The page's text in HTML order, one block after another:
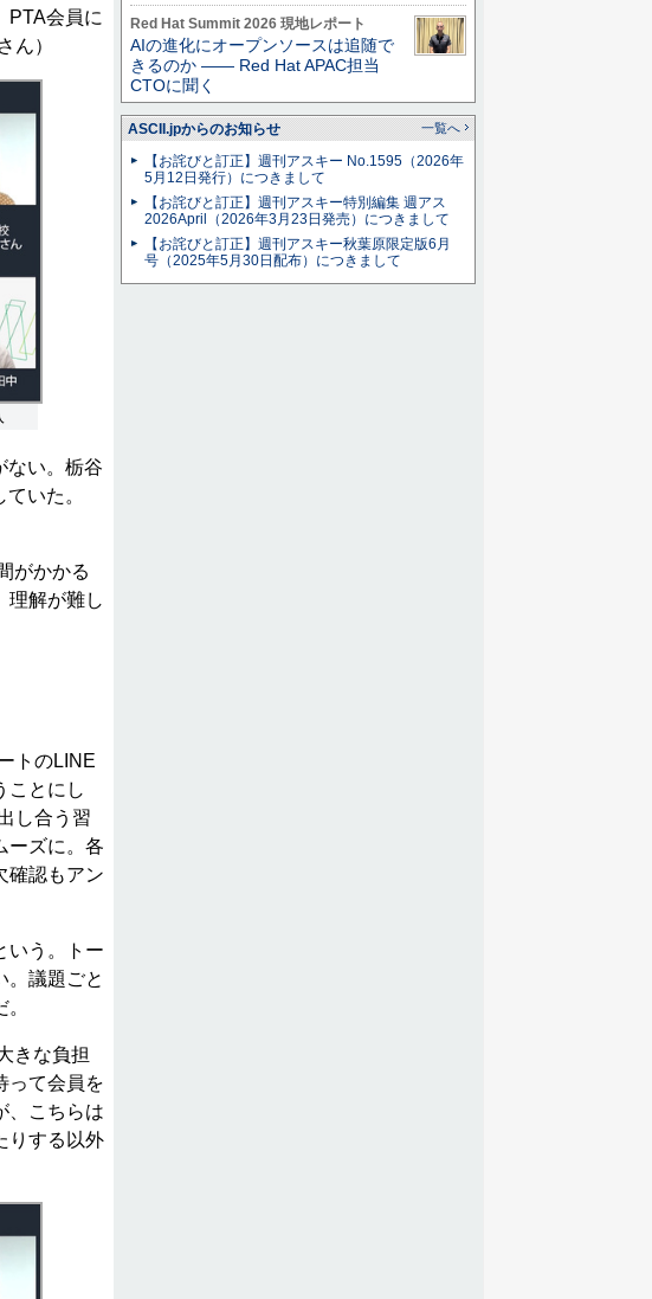
PTA会員に
ん）
ない。栃谷
いた。
がかかる
理解が難し
トのLINE
ことにし
し合う習
ーズに。各
確認もアン
いう。トー
。議題ごと
きな負担
って会員を
、こちらは
りする以外
Red Hat Summit 2026 現地レポート
AIの進化にオープンソースは追随で
きるのか ―― Red Hat APAC担当
CTOに聞く
ASCII.jpからのお知らせ 一覧へ
【お詫びと訂正】週刊アスキー No.1595（2026年
5月12日発行）につきまして
【お詫びと訂正】週刊アスキー特別編集 週アス
2026April（2026年3月23日発売）につきまして
【お詫びと訂正】週刊アスキー秋葉原限定版6月
号（2025年5月30日配布）につきまして